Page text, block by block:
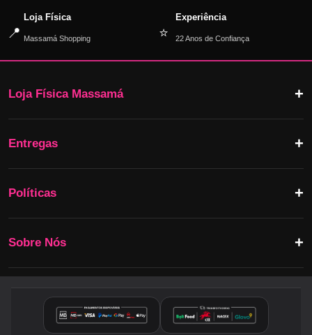
📍
Loja Física
Massamá Shopping ⭐
Experiência
22 Anos de Confiança
Loja Física Massamá
Entregas
Políticas
Sobre Nós